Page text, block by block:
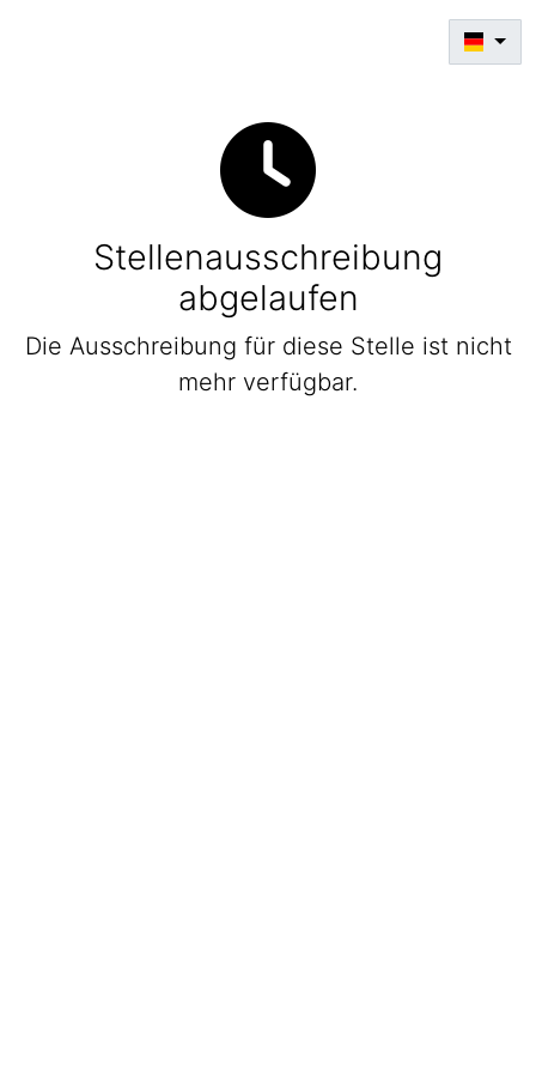
Stellenausschreibung
abgelaufen
Die Ausschreibung für diese Stelle ist nicht
mehr verfügbar.